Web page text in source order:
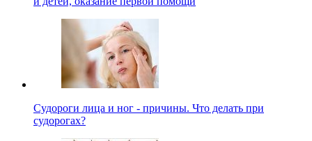
Судороги лица и ног - причины. Что делать при
судорогах?